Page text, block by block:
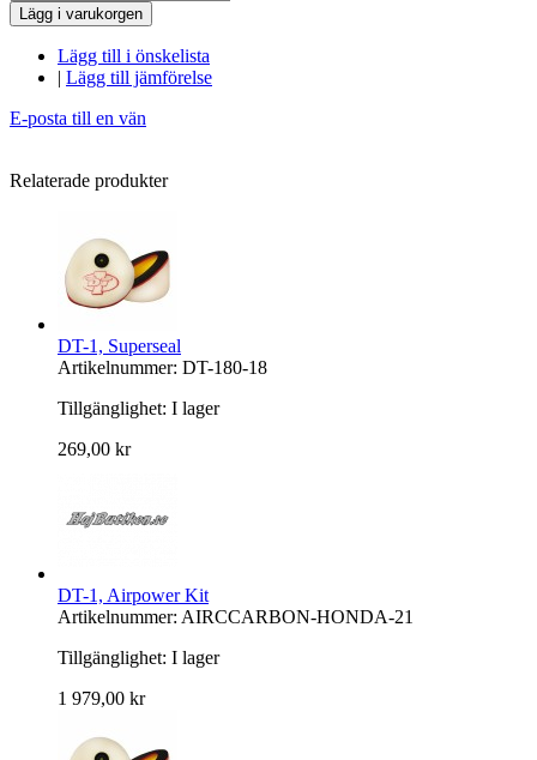
Lägg i varukorgen
Lägg till i önskelista
| Lägg till jämförelse
E-posta till en vän
Relaterade produkter
DT-1, Superseal
Artikelnummer: DT-180-18
Tillgänglighet: I lager
269,00 kr
DT-1, Airpower Kit
Artikelnummer: AIRCCARBON-HONDA-21
Tillgänglighet: I lager
1 979,00 kr